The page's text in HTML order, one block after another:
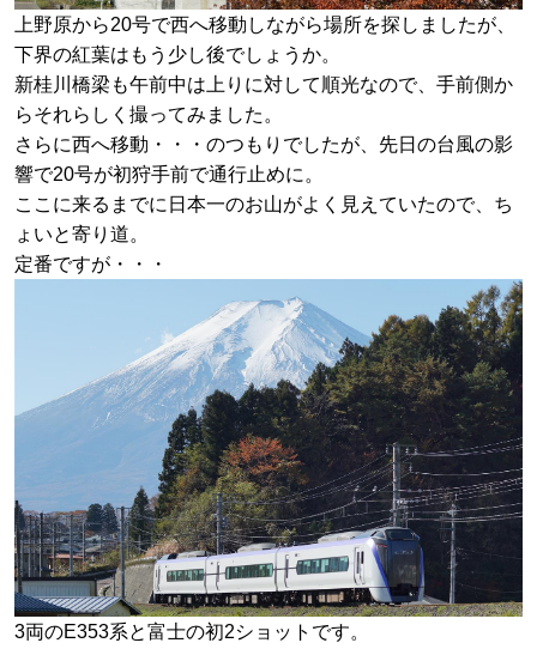
上野原から20号で西へ移動しながら場所を探しましたが、
下界の紅葉はもう少し後でしょうか。
新桂川橋梁も午前中は上りに対して順光なので、手前側か
らそれらしく撮ってみました。
さらに西へ移動・・・のつもりでしたが、先日の台風の影
響で20号が初狩手前で通行止めに。
ここに来るまでに日本一のお山がよく見えていたので、ち
ょいと寄り道。
定番ですが・・・
3両のE353系と富士の初2ショットです。